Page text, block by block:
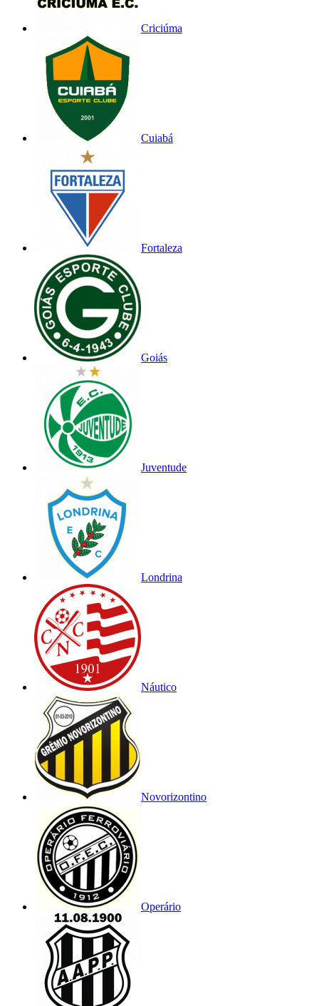
Criciúma
Cuiabá
Fortaleza
Goiás
Juventude
Londrina
Náutico
Novorizontino
Operário